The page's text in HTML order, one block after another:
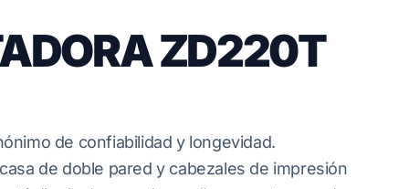
ZD220T
de confiabilidad y longevidad.
de doble pared y cabezales de impresión